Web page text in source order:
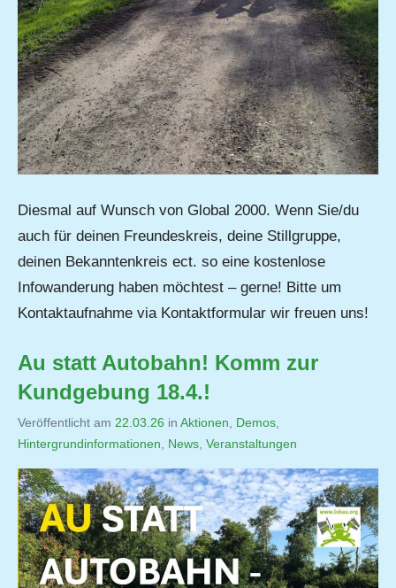
Diesmal auf Wunsch von Global 2000. Wenn Sie/du
auch für deinen Freundeskreis, deine Stillgruppe,
deinen Bekanntenkreis ect. so eine kostenlose
Infowanderung haben möchtest – gerne! Bitte um
Kontaktaufnahme via Kontaktformular wir freuen uns!
Au statt Autobahn! Komm zur
Kundgebung 18.4.!
Veröffentlicht am 22.03.26 von
Jutta
in Aktionen Demos
Hintergrundinformationen
News Veranstaltungen